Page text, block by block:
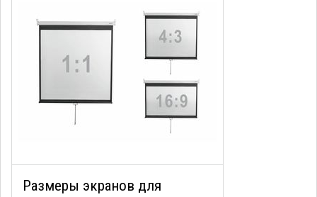
Размеры экранов для